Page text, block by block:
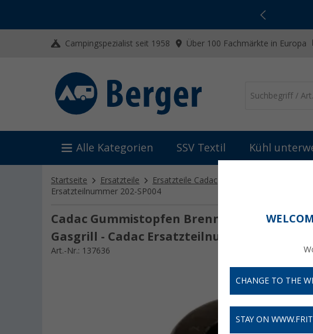
Campingspezialist seit 1958 Über 100 Fachmärkte in Europa
Alle Kategorien SSV Textil Kühl
Startseite Ersatzteile Ersatzteile Cadac
Ersatzteilnummer 202-SP004
Cadac Gummistopfen Brennereinheit für 2
Gasgrill - Cadac Ersatzteilnummer 202-SP004
Art.-Nr.: 137636
CHANGE TO THE
STAY ON